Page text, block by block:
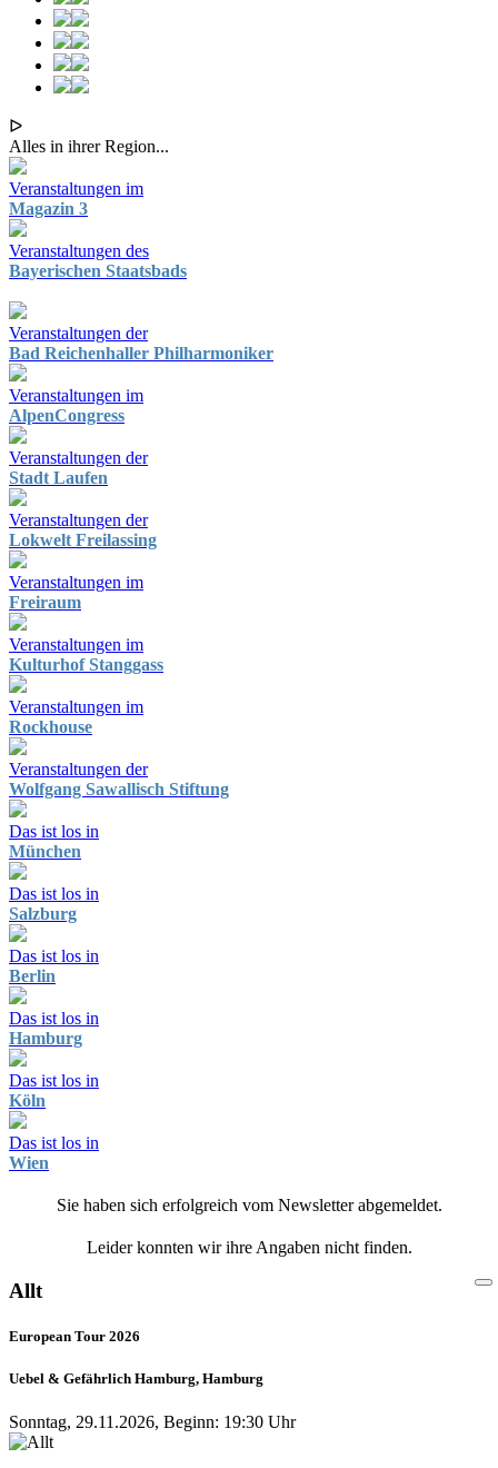
ᐅ
Alles in ihrer Region...
Veranstaltungen im
Magazin 3
Veranstaltungen des
Bayerischen Staatsbads
Veranstaltungen der
Bad Reichenhaller Philharmoniker
Veranstaltungen im
AlpenCongress
Veranstaltungen der
Stadt Laufen
Veranstaltungen der
Lokwelt Freilassing
Veranstaltungen im
Freiraum
Veranstaltungen im
Kulturhof Stanggass
Veranstaltungen im
Rockhouse
Veranstaltungen der
Wolfgang Sawallisch Stiftung
Das ist los in
München
Das ist los in
Salzburg
Das ist los in
Berlin
Das ist los in
Hamburg
Das ist los in
Köln
Das ist los in
Wien
Sie haben sich erfolgreich vom Newsletter abgemeldet.
Leider konnten wir ihre Angaben nicht finden.
Allt
European Tour 2026
Uebel & Gefährlich Hamburg, Hamburg
Sonntag, 29.11.2026, Beginn: 19:30 Uhr